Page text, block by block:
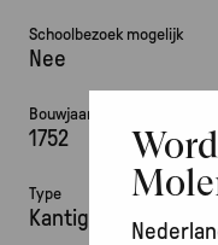
Bouwjaar
1752
Type
Kantige molen,
Schoolbezoek mogelijk
Nee
Word